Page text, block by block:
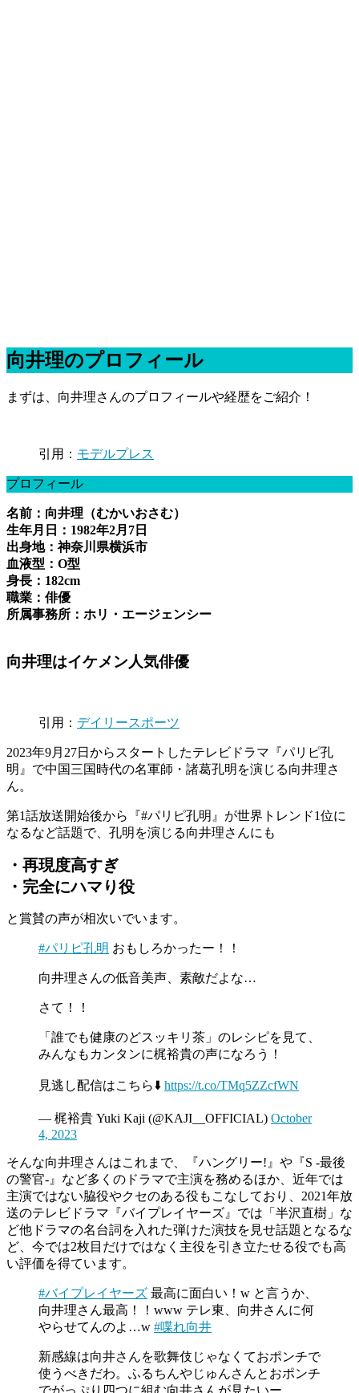
向井理のプロフィール
まずは、向井理さんのプロフィールや経歴をご紹介！
引用： モデルプレス
プロフィール
名前：向井理（むかいおさむ）
生年月日：1982年2月7日
出身地：神奈川県横浜市
血液型：O型
身長：182cm
職業：俳優
所属事務所：ホリ・エージェンシー
向井理はイケメン人気俳優
引用： デイリースポーツ
2023年9月27日からスタートしたテレビドラマ『パリピ孔
明』で中国三国時代の名軍師・諸葛孔明を演じる向井理さ
ん。
第1話放送開始後から『#パリピ孔明』が世界トレンド1位に
なるなど話題で、孔明を演じる向井理さんにも
・再現度高すぎ
・完全にハマり役
と賞賛の声が相次いでいます。
#パリピ孔明 おもしろかったー！！
向井理さんの低音美声、素敵だよな…
さて！！
「誰でも健康のどスッキリ茶」のレシピを見て、
みんなもカンタンに梶裕貴の声になろう！
見逃し配信はこちら⬇️ https://t.co/TMq5ZZcfWN
— 梶裕貴 Yuki Kaji (@KAJI__OFFICIAL) October
4, 2023
そんな向井理さんはこれまで、『ハングリー!』や『S -最後
の警官-』など多くのドラマで主演を務めるほか、近年では
主演ではない脇役やクセのある役もこなしており、2021年放
送のテレビドラマ『バイプレイヤーズ』では「半沢直樹」な
ど他ドラマの名台詞を入れた弾けた演技を見せ話題となるな
ど、今では2枚目だけではなく主役を引き立たせる役でも高
い評価を得ています。
#バイプレイヤーズ 最高に面白い！w と言うか、
向井理さん最高！！www テレ東、向井さんに何
やらせてんのよ…w #喋れ向井
新感線は向井さんを歌舞伎じゃなくておポンチで
使うべきだわ。ふるちんやじゅんさんとおポンチ
でがっぷり四つに組む向井さんが見たいー。